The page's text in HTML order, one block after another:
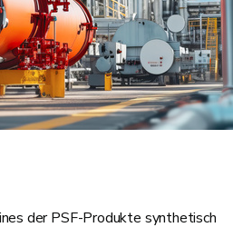
der PSF-Produkte synthetisch